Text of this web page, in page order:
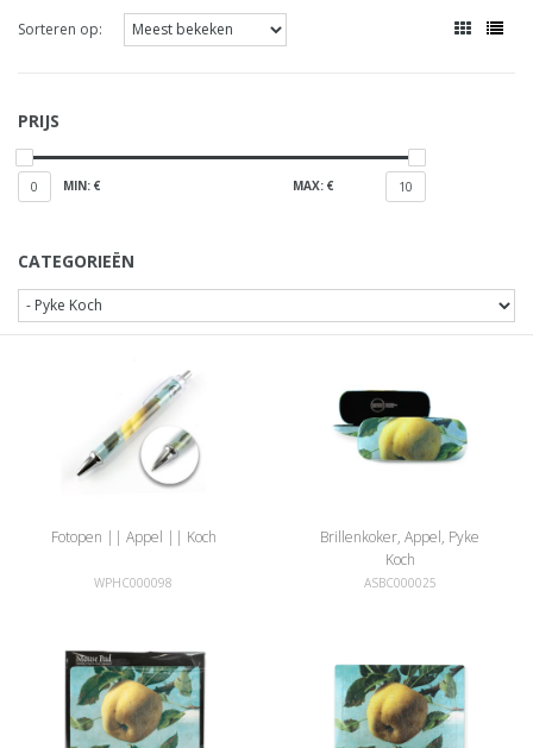
Sorteren op:
PRIJS
0 MIN: € MAX: € 10
CATEGORIEËN
Fotopen || Appel || Koch
WPHC000098
Brillenkoker, Appel, Pyke
Koch
ASBC000025